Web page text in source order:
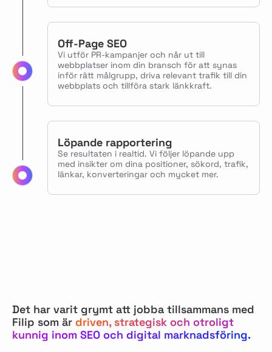
Off-Page SEO
Vi utför PR-kampanjer och når ut till
webbplatser inom din bransch för att synas
inför rätt målgrupp, driva relevant trafik till din
webbplats och tillföra stark länkkraft.
Löpande rapportering
Se resultaten i realtid. Vi följer löpande upp
med insikter om dina positioner, sökord, trafik,
länkar, konverteringar och mycket mer.
Det har varit grymt att jobba tillsammans med
Filip som är driven, strategisk och otroligt
kunnig inom SEO och digital marknadsföring.